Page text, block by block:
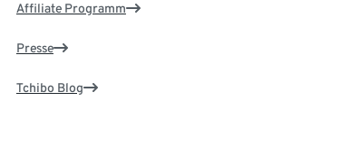
Affiliate Programm
Presse
Tchibo Blog